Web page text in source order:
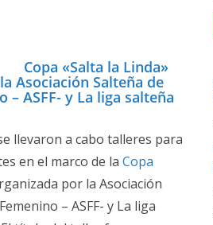
Copa «Salta la Linda»
Asociación Salteña de
– ASFF- y La liga salteña
llevaron a cabo talleres para
en el marco de la Copa
por la Asociación
– ASFF- y La liga